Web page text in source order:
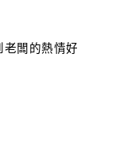
闆的熱情好